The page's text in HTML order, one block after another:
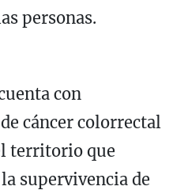
personas.
con
cáncer colorrectal
territorio que
supervivencia de